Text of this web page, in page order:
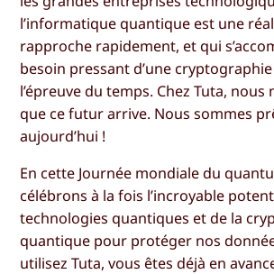
l’informatique quantique est une
rapproche rapidement, et qui
besoin pressant d’une
l’épreuve du temps. Chez Tuta, nous
que ce futur arrive. Nous sommes
aujourd’hui !
En cette Journée mondiale du
célébrons à la fois l’incroyable
technologies quantiques et de la
quantique pour protéger nos
utilisez Tuta, vous êtes déjà en